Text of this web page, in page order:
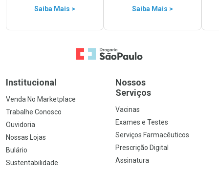
Saiba Mais > Saiba Mais >
Ir para a Home
Institucional
Venda No Marketplace
Trabalhe Conosco
Ouvidoria
Nossas Lojas
Bulário
Sustentabilidade
Nossos
Serviços
Vacinas
Exames e Testes
Serviços Farmacêuticos
Prescrição Digital
Assinatura